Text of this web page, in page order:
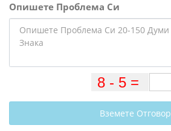
Опишете Проблема Си
Вземете Отговор